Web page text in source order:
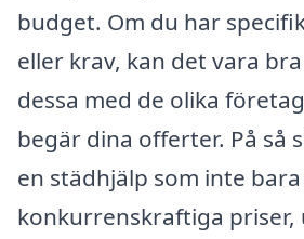
budget. Om du har
eller krav, kan det vara
dessa med de olika
begär dina offerter. På så
en städhjälp som inte
konkurrenskraftiga priser,